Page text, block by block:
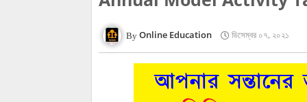
Online Education ডিসেম্বর ০৭, ২০২১